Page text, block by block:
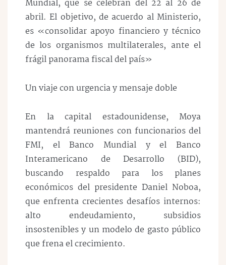
Mundial, que se celebran del 22 al 26 de
abril. El objetivo, de acuerdo al Ministerio,
es «consolidar apoyo financiero y técnico
de los organismos multilaterales, ante el
frágil panorama fiscal del país»
Un viaje con urgencia y mensaje doble
En la capital estadounidense, Moya
mantendrá reuniones con funcionarios del
FMI, el Banco Mundial y el Banco
Interamericano de Desarrollo (BID),
buscando respaldo para los planes
económicos del presidente Daniel Noboa,
que enfrenta crecientes desafíos internos:
alto endeudamiento, subsidios
insostenibles y un modelo de gasto público
que frena el crecimiento.